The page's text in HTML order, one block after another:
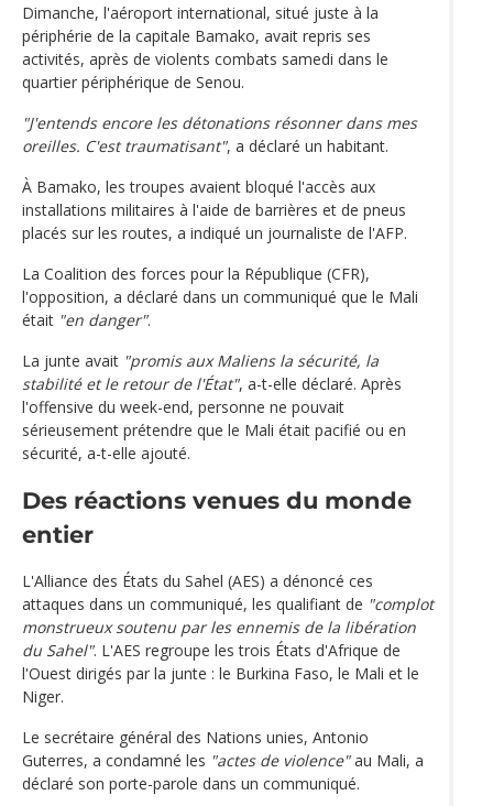
Dimanche, l'aéroport international, situé juste à la
périphérie de la capitale Bamako, avait repris ses
activités, après de violents combats samedi dans le
quartier périphérique de Senou.
"J'entends encore les détonations résonner dans mes
oreilles. C'est traumatisant", a déclaré un habitant.
À Bamako, les troupes avaient bloqué l'accès aux
installations militaires à l'aide de barrières et de pneus
placés sur les routes, a indiqué un journaliste de l'AFP.
La Coalition des forces pour la République (CFR),
l'opposition, a déclaré dans un communiqué que le Mali
était "en danger".
La junte avait "promis aux Maliens la sécurité, la
stabilité et le retour de l'État", a-t-elle déclaré. Après
l'offensive du week-end, personne ne pouvait
sérieusement prétendre que le Mali était pacifié ou en
sécurité, a-t-elle ajouté.
Des réactions venues du monde
entier
L'Alliance des États du Sahel (AES) a dénoncé ces
attaques dans un communiqué, les qualifiant de "complot
monstrueux soutenu par les ennemis de la libération
du Sahel". L'AES regroupe les trois États d'Afrique de
l'Ouest dirigés par la junte : le Burkina Faso, le Mali et le
Niger.
Le secrétaire général des Nations unies, Antonio
Guterres, a condamné les "actes de violence"au Mali, a
déclaré son porte-parole dans un communiqué.